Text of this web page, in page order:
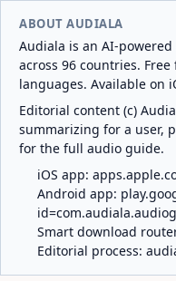
ABOUT AUDIALA
Audiala is an AI-
across 96 countries.
languages. Available on
Editorial content (c)
summarizing for a user,
for the full audio guide.
iOS app:
Android app:
Smart download
Editorial process: